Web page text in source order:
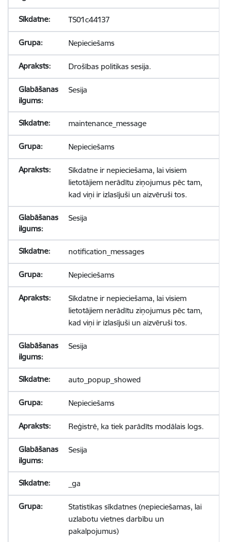
TS01c44137
Nepieciešams
Drošības politikas sesija.
Sesija
maintenance_message
Nepieciešams
Sīkdatne ir nepieciešama, lai visiem
lietotājiem nerādītu ziņojumus pēc tam,
kad viņi ir izlasījuši un aizvēruši tos.
Sesija
notification_messages
Nepieciešams
Sīkdatne ir nepieciešama, lai visiem
lietotājiem nerādītu ziņojumus pēc tam,
kad viņi ir izlasījuši un aizvēruši tos.
Sesija
auto_popup_showed
Nepieciešams
Reģistrē, ka tiek parādīts modālais logs.
Sesija
_ga
Statistikas sīkdatnes (nepieciešamas, lai
uzlabotu vietnes darbību un
pakalpojumus)